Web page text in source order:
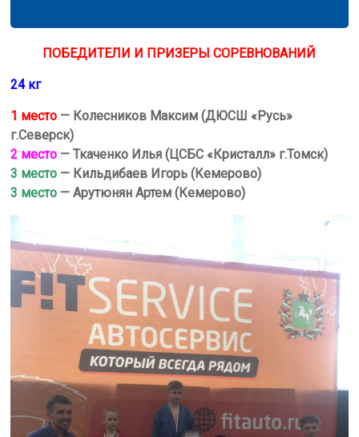
ПОБЕДИТЕЛИ И ПРИЗЕРЫ СОРЕВНОВАНИЙ
24 кг
1 место — Колесников Максим (ДЮСШ «Русь»
г.Северск)
2 место — Ткаченко Илья (ЦСБС «Кристалл» г.Томск)
3 место — Кильдибаев Игорь (Кемерово)
3 место — Арутюнян Артем (Кемерово)